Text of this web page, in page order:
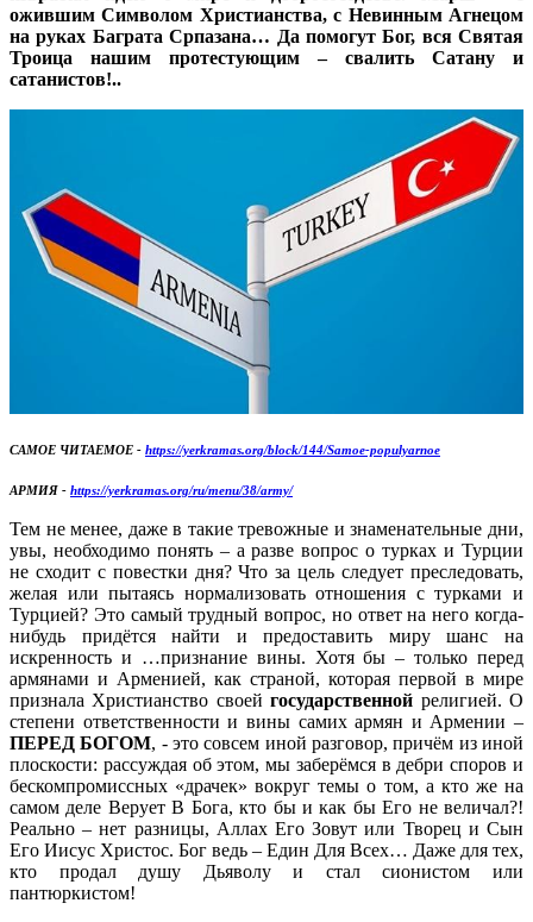
ожившим Символом Христианства, с Невинным Агнецом
на руках Баграта Српазана… Да помогут Бог, вся Святая
Троица нашим протестующим – свалить Сатану и
сатанистов!..
САМОЕ ЧИТАЕМОЕ - https://yerkramas.org/block/144/Samoe-populyarnoe
АРМИЯ - https://yerkramas.org/ru/menu/38/army/
Тем не менее, даже в такие тревожные и знаменательные дни,
увы, необходимо понять – а разве вопрос о турках и Турции
не сходит с повестки дня? Что за цель следует преследовать,
желая или пытаясь нормализовать отношения с турками и
Турцией? Это самый трудный вопрос, но ответ на него когда-
нибудь придётся найти и предоставить миру шанс на
искренность и …признание вины. Хотя бы – только перед
армянами и Арменией, как страной, которая первой в мире
признала Христианство своейгосударственной религией. О
степени ответственности и вины самих армян и Армении –
ПЕРЕД БОГОМ, - это совсем иной разговор, причём из иной
плоскости: рассуждая об этом, мы заберёмся в дебри споров и
бескомпромиссных «драчек» вокруг темы о том, а кто же на
самом деле Верует В Бога, кто бы и как бы Его не величал?!
Реально – нет разницы, Аллах Его Зовут или Творец и Сын
Его Иисус Христос. Бог ведь – Един Для Всех… Даже для тех,
кто продал душу Дьяволу и стал сионистом или
пантюркистом!